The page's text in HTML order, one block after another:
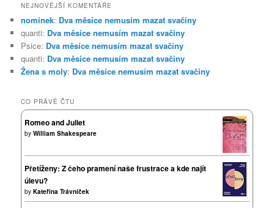
NEJNOVĚJŠÍ KOMENTÁŘE
nominek: Dva měsíce nemusím mazat svačiny
quanti: Dva měsíce nemusím mazat svačiny
Psice: Dva měsíce nemusím mazat svačiny
quanti: Dva měsíce nemusím mazat svačiny
Žena s moly: Dva měsíce nemusím mazat svačiny
CO PRÁVĚ ČTU
Romeo and Juliet
byWilliam Shakespeare
Přetíženy: Z čeho pramení naše frustrace a kde najít
úlevu?
byKateřina Trávníček